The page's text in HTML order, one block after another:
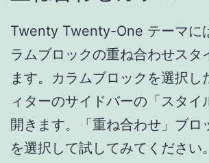
Twenty Twenty-One テーマに
ラムブロックの重ね合わせスタ
ます。カラムブロックを選択し
ィターのサイドバーの「スタイ
開きます。「重ね合わせ」ブロ
を選択して試してみてください。